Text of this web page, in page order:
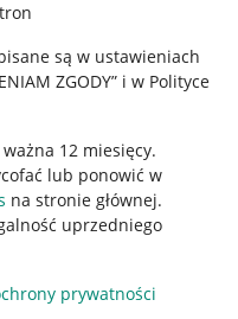
są w ustawieniach
ZGODY” i w Polityce
12 miesięcy.
lub ponowić w
na stronie głównej.
uprzedniego
prywatności